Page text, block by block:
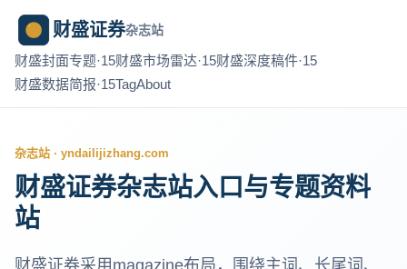
财盛证券杂志站
财盛封面专题·15财盛市场雷达·15财盛深度稿件·15
财盛数据简报·15TagAbout
杂志站 · yndailijizhang.com
财盛证券杂志站入口与专题资料
站
财盛证券采用magazine布局，围绕主词、长尾词、